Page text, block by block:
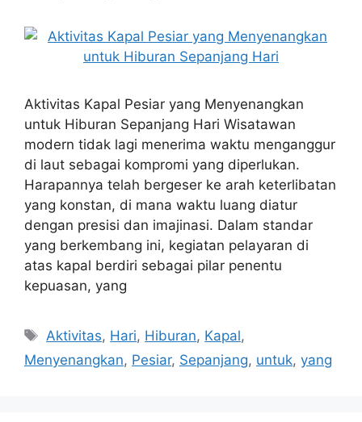
Aktivitas Kapal Pesiar yang Menyenangkan
untuk Hiburan Sepanjang Hari Wisatawan
modern tidak lagi menerima waktu menganggur
di laut sebagai kompromi yang diperlukan.
Harapannya telah bergeser ke arah keterlibatan
yang konstan, di mana waktu luang diatur
dengan presisi dan imajinasi. Dalam standar
yang berkembang ini, kegiatan pelayaran di
atas kapal berdiri sebagai pilar penentu
kepuasan, yang
Tags
Aktivitas, Hari, Hiburan, Kapal,
Menyenangkan, Pesiar, Sepanjang, untuk, yang